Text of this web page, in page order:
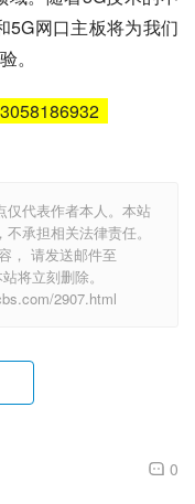
5G网口主板将为我们
。
仅代表作者本人。本站
承担相关法律责任。
， 请发送邮件至
将立刻删除。
2907.html
0